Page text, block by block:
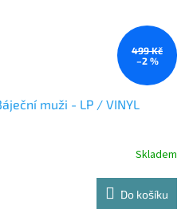
499 Kč
–2 %
muži - LP / VINYL
Skladem
Do košíku